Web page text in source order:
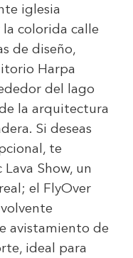
iglesia
colorida calle
de diseño,
Harpa
del lago
la arquitectura
Si deseas
te
Show, un
el FlyOver
avistamiento de
ideal para